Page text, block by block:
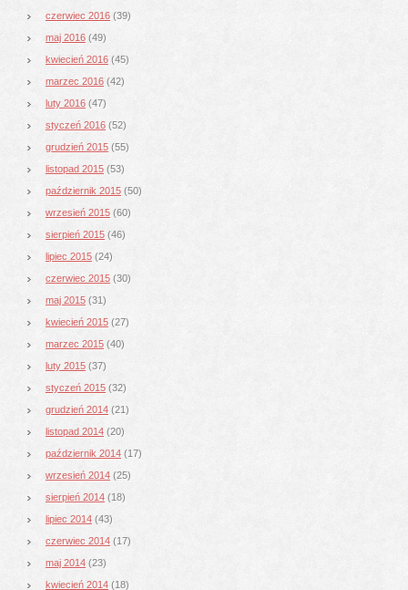
czerwiec 2016 (39)
maj 2016 (49)
kwiecień 2016 (45)
marzec 2016 (42)
luty 2016 (47)
styczeń 2016 (52)
grudzień 2015 (55)
listopad 2015 (53)
październik 2015 (50)
wrzesień 2015 (60)
sierpień 2015 (46)
lipiec 2015 (24)
czerwiec 2015 (30)
maj 2015 (31)
kwiecień 2015 (27)
marzec 2015 (40)
luty 2015 (37)
styczeń 2015 (32)
grudzień 2014 (21)
listopad 2014 (20)
październik 2014 (17)
wrzesień 2014 (25)
sierpień 2014 (18)
lipiec 2014 (43)
czerwiec 2014 (17)
maj 2014 (23)
kwiecień 2014 (18)